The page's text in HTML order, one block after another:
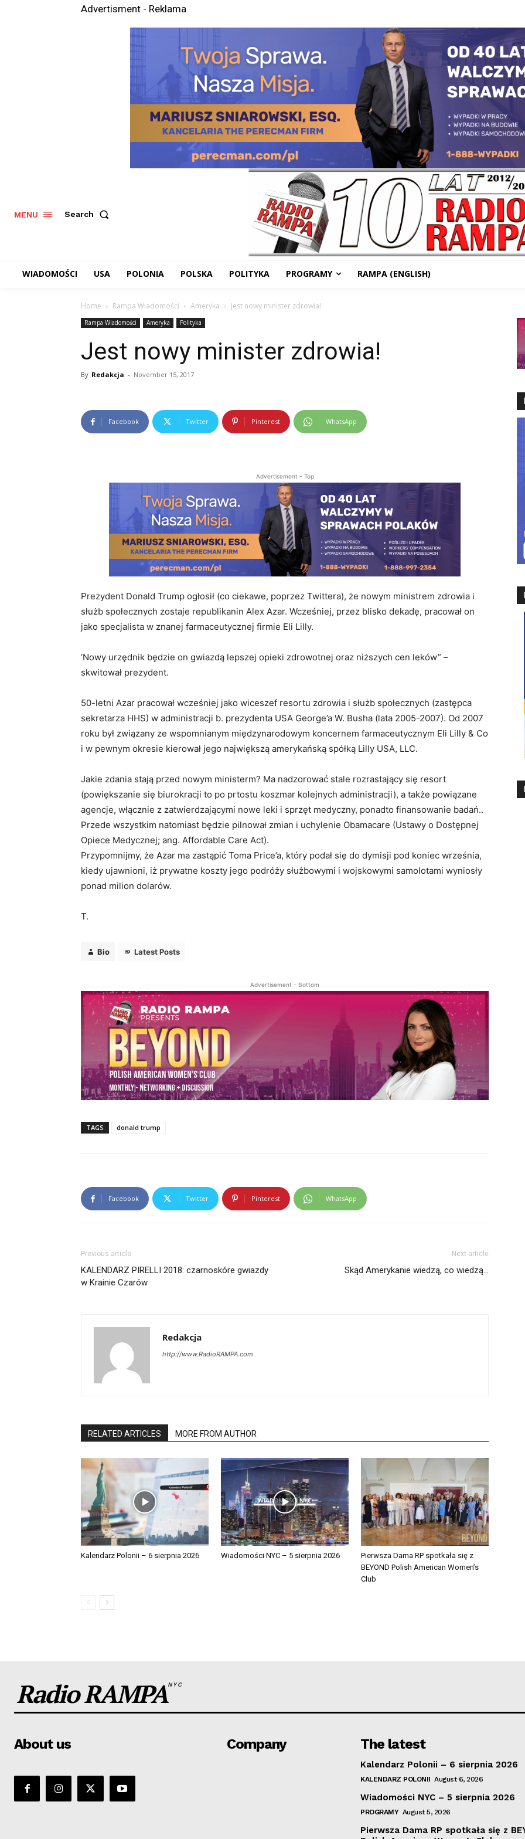
Bio
Advertisment - Reklama
MENU Search
WIADOMOŚCI USA POLONIA POLSKA POLITYKA PROGRAMY RAMPA (ENGLISH)
Home Rampa Wiadomości Ameryka Jest nowy minister zdrowia!
Rampa Wiadomości Ameryka Polityka
Jest nowy minister zdrowia!
By Redakcja - November 15, 2017
Facebook Twitter Pinterest WhatsApp
Advertisement - Top
Prezydent Donald Trump ogłosił (co ciekawe, poprzez Twittera), że nowym ministrem zdrowia i
służb społecznych zostaje republikanin Alex Azar. Wcześniej, przez blisko dekadę, pracował on
jako specjalista w znanej farmaceutycznej firmie Eli Lilly.
‘Nowy urzędnik będzie on gwiazdą lepszej opieki zdrowotnej oraz niższych cen leków” –
skwitował prezydent.
50-letni Azar pracował wcześniej jako wiceszef resortu zdrowia i służb społecznych (zastępca
sekretarza HHS) w administracji b. prezydenta USA George’a W. Busha (lata 2005-2007). Od 2007
roku był związany ze wspomnianym międzynarodowym koncernem farmaceutycznym Eli Lilly & Co
i w pewnym okresie kierował jego największą amerykańską spółką Lilly USA, LLC.
Jakie zdania stają przed nowym ministerm? Ma nadzorować stale rozrastający się resort
(powiększanie się biurokracji to po prtostu koszmar kolejnych administracji), a także powiązane
agencje, włącznie z zatwierdzającymi nowe leki i sprzęt medyczny, ponadto finansowanie badań..
Przede wszystkim natomiast będzie pilnował zmian i uchylenie Obamacare (Ustawy o Dostępnej
Opiece Medycznej; ang. Affordable Care Act).
Przypomnijmy, że Azar ma zastąpić Toma Price’a, który podał się do dymisji pod koniec września,
kiedy ujawnioni, iż prywatne koszty jego podróży służbowymi i wojskowymi samolotami wyniosły
ponad milion dolarów.
T.
Bio Latest Posts
Advertisement - Bottom
TAGS donald trump
Facebook Twitter Pinterest WhatsApp
Previous article
KALENDARZ PIRELLI 2018: czarnoskóre gwiazdy
w Krainie Czarów
Next article
Skąd Amerykanie wiedzą, co wiedzą…
Redakcja
http://www.RadioRAMPA.com
RELATED ARTICLES MORE FROM AUTHOR
Kalendarz Polonii – 6 sierpnia 2026 Wiadomości NYC – 5 sierpnia 2026
Pierwsza Dama RP spotkała się z
BEYOND Polish American Women’s
Club
Radio RAMPANYC
About us Company The latest
Kalendarz Polonii – 6 sierpnia 2026
KALENDARZ POLONII August 6, 2026
Wiadomości NYC – 5 sierpnia 2026
PROGRAMY August 5, 2026
Pierwsza Dama RP spotkała się z